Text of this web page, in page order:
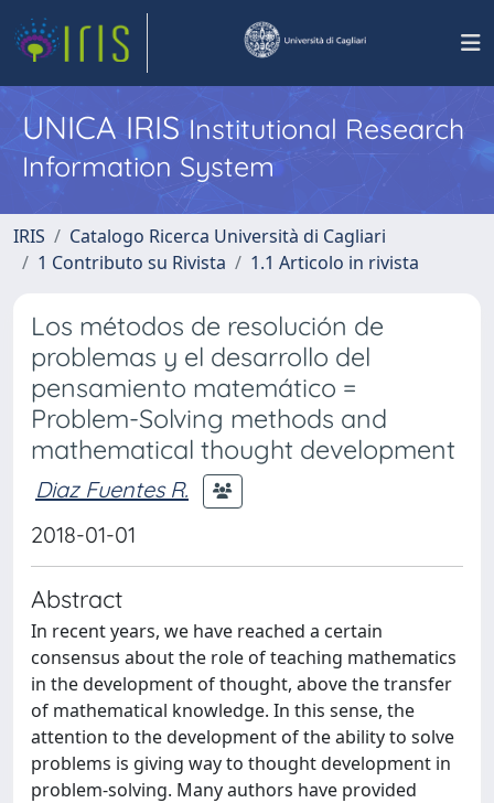
UNICA IRISInstitutional Research
Information System
IRIS
Catalogo Ricerca Università di Cagliari
1 Contributo su Rivista
1.1 Articolo in rivista
Los métodos de resolución de
problemas y el desarrollo del
pensamiento matemático =
Problem-Solving methods and
mathematical thought development
Diaz Fuentes R.
2018-01-01
Abstract
In recent years, we have reached a certain
consensus about the role of teaching mathematics
in the development of thought, above the transfer
of mathematical knowledge. In this sense, the
attention to the development of the ability to solve
problems is giving way to thought development in
problem-solving. Many authors have provided